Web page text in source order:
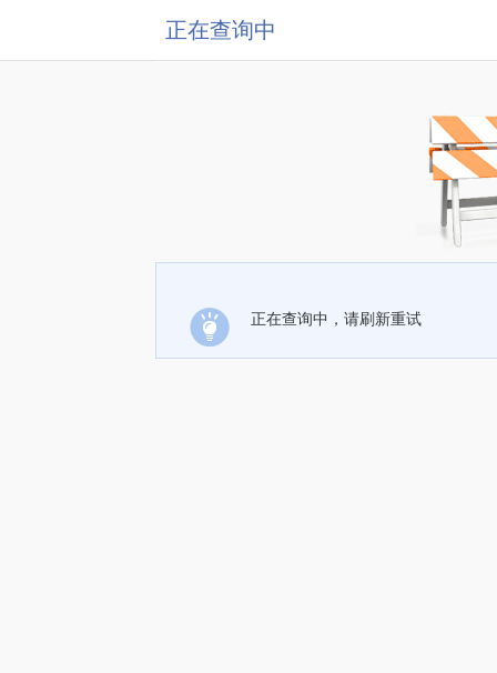
正在查询中
正在查询中，请刷新重试